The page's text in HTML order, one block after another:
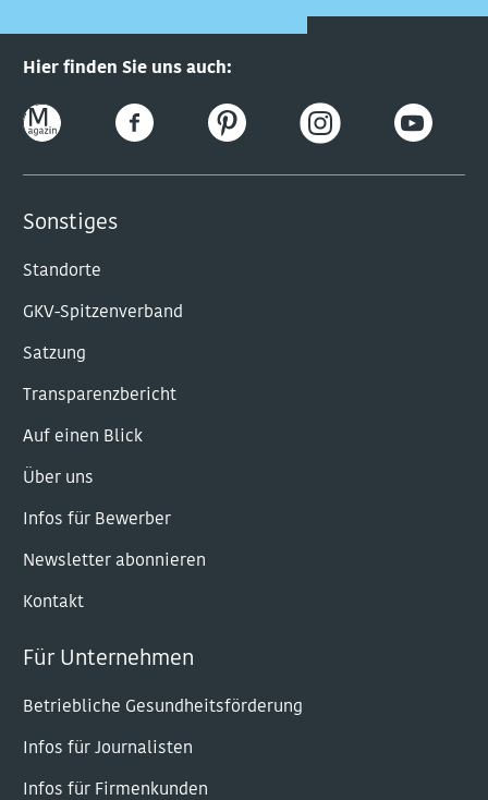
Hier finden Sie uns auch:
Sonstiges
Standorte
GKV-Spitzenverband
Satzung
Transparenzbericht
Auf einen Blick
Über uns
Infos für Bewerber
Newsletter abonnieren
Kontakt
Für Unternehmen
Betriebliche Gesundheitsförderung
Infos für Journalisten
Infos für Firmenkunden